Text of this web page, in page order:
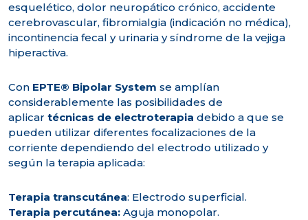
esquelético, dolor neuropático crónico, accidente
cerebrovascular, fibromialgia (indicación no médica),
incontinencia fecal y urinaria y síndrome de la vejiga
hiperactiva.
Con EPTE® Bipolar System se amplían
considerablemente las posibilidades de
aplicar técnicas de electroterapia debido a que se
pueden utilizar diferentes focalizaciones de la
corriente dependiendo del electrodo utilizado y
según la terapia aplicada:
Terapia transcutánea: Electrodo superficial.
Terapia percutánea: Aguja monopolar.